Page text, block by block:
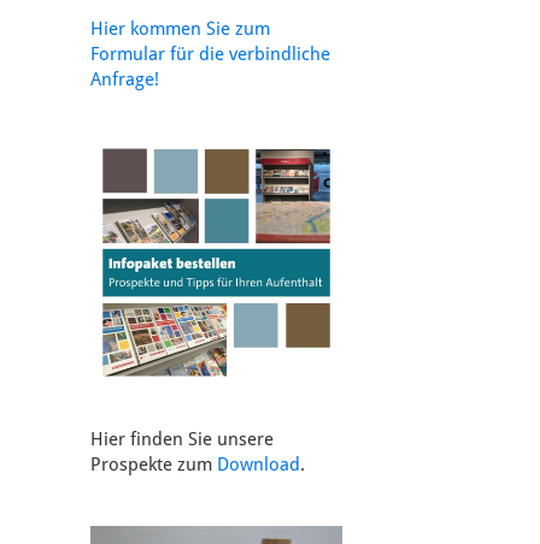
Hier kommen Sie zum
Formular für die verbindliche
Anfrage!
Hier finden Sie unsere
Prospekte zum Download.